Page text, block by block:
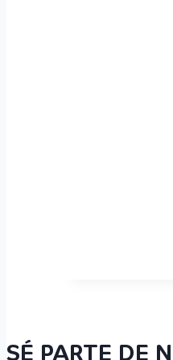
SÉ PARTE DE